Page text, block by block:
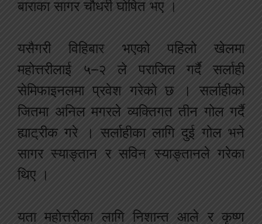
बाराका सागर चौधरी घोषित भए ।
यसैगरी विहिबार भएको पहिलो खेलमा
महोत्तरीलाई ५–२ ले पराजित गर्दै सर्लाही
सेमिफाइनलमा प्रवेश गरेको छ । सर्लाहीको
जितमा अनिल मगरले व्यक्तिगत तीन गोल गर्दै
ह्याट्रीक गरे । सर्लाहीका लागि दुई गोल भने
सागर स्याङ्तान र सविन स्याङ्तानले गरेका
थिए ।
यता महोत्तरीका लागि निशान्त आले र कृष्ण